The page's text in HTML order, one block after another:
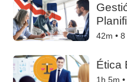
42m •8
Ética
1h 5m